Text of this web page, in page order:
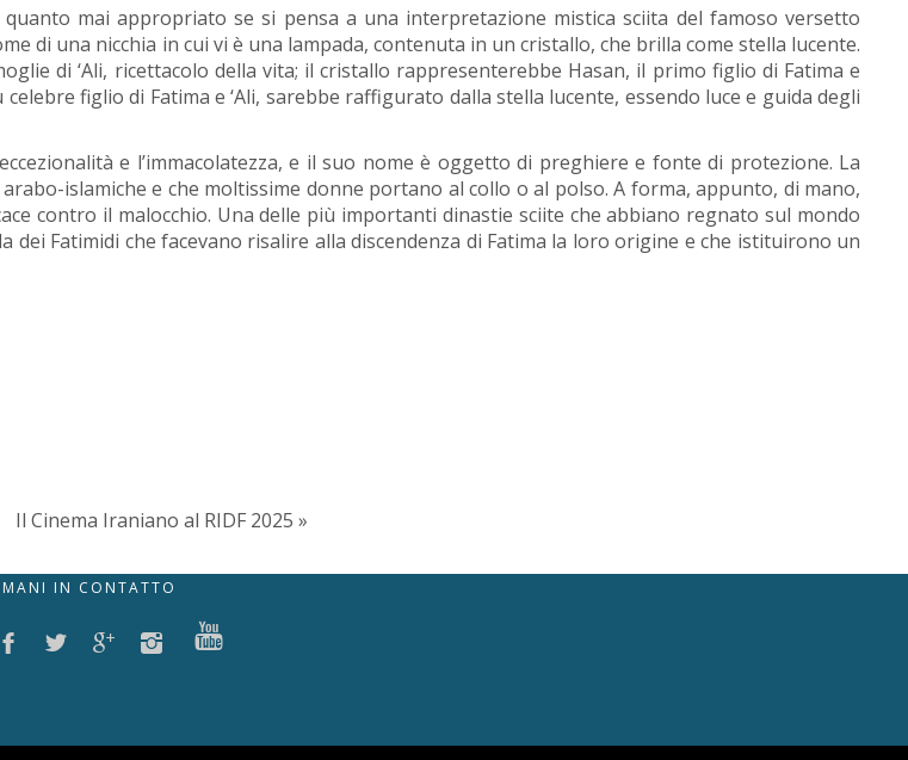
mai appropriato se si pensa a una interpretazione mistica sciita del famoso versetto
di una nicchia in cui vi è una lampada, contenuta in un cristallo, che brilla come stella lucente.
di ‘Ali, ricettacolo della vita; il cristallo rappresenterebbe Hasan, il primo figlio di Fatima e
figlio di Fatima e ‘Ali, sarebbe raffigurato dalla stella lucente, essendo luce e guida degli
e l’immacolatezza, e il suo nome è oggetto di preghiere e fonte di protezione. La
islamiche e che moltissime donne portano al collo o al polso. A forma, appunto, di mano,
contro il malocchio. Una delle più importanti dinastie sciite che abbiano regnato sul mondo
Fatimidi che facevano risalire alla discendenza di Fatima la loro origine e che istituirono un
Il Cinema Iraniano al RIDF 2025 »
IN CONTATTO